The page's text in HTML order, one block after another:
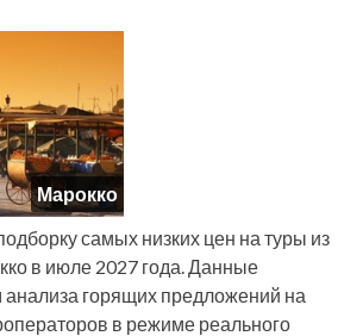
Марокко
самых низких цен на туры из
в июле 2027 года. Данные
горящих предложений на
в режиме реального